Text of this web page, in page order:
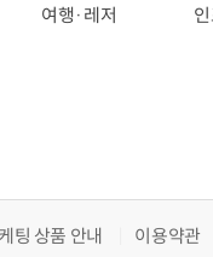
여행·레저
팅 상품 안내 이용약관